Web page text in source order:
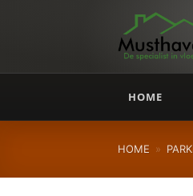
HOME
HOME »